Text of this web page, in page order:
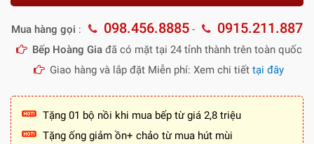
Mua hàng gọi : 098.456.8885 - 0915.211.887
Bếp Hoàng Giađã có mặt tại 24 tỉnh thành trên toàn quốc
Giao hàng và lắp đặt Miễn phí: Xem chi tiết tại đây
Tặng 01 bộ nồi khi mua bếp từ giá 2,8 triệu
Tặng ống giảm ồn+ chảo từ mua hút mùi